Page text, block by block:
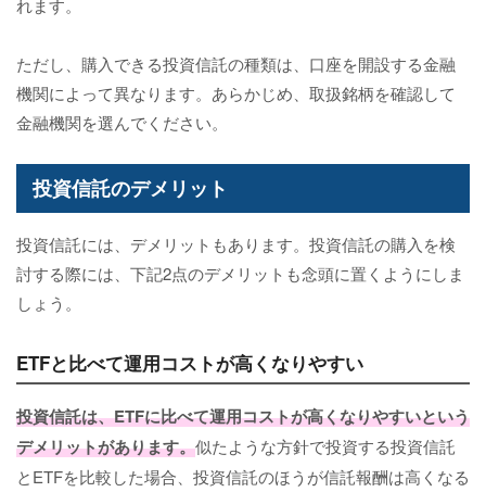
れます。
ただし、購入できる投資信託の種類は、口座を開設する金融
機関によって異なります。あらかじめ、取扱銘柄を確認して
金融機関を選んでください。
投資信託のデメリット
投資信託には、デメリットもあります。投資信託の購入を検
討する際には、下記2点のデメリットも念頭に置くようにしま
しょう。
ETFと比べて運用コストが高くなりやすい
投資信託は、ETFに比べて運用コストが高くなりやすいという
デメリットがあります。似たような方針で投資する投資信託
とETFを比較した場合、投資信託のほうが信託報酬は高くなる